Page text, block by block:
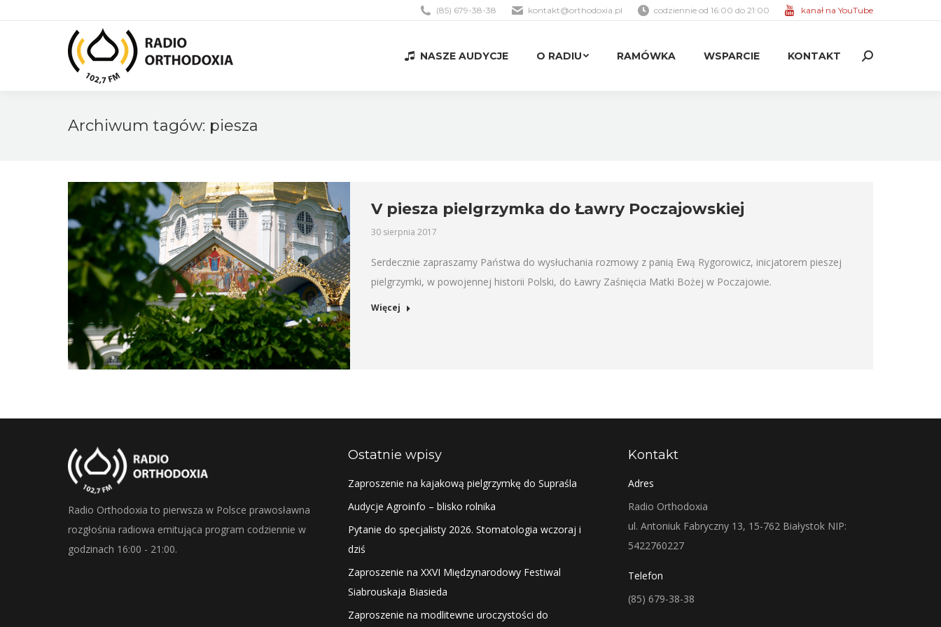
(85) 679-38-38 kontakt@orthodoxia.pl codziennie od 16:00 do 21:00 kanał na YouTube
NASZE AUDYCJE O RADIU RAMÓWKA WSPARCIE KONTAKT Search:
Archiwum tagów: piesza
V piesza pielgrzymka do Ławry Poczajowskiej
30 sierpnia 2017
Serdecznie zapraszamy Państwa do wysłuchania rozmowy z panią Ewą Rygorowicz, inicjatorem pieszej
pielgrzymki, w powojennej historii Polski, do Ławry Zaśnięcia Matki Bożej w Poczajowie.
Więcej
Radio Orthodoxia to pierwsza w Polsce prawosławna
rozgłośnia radiowa emitująca program codziennie w
godzinach 16:00 - 21:00.
Ostatnie wpisy
Zaproszenie na kajakową pielgrzymkę do Supraśla
Audycje Agroinfo – blisko rolnika
Pytanie do specjalisty 2026. Stomatologia wczoraj i
dziś
Zaproszenie na XXVI Międzynarodowy Festiwal
Siabrouskaja Biasieda
Zaproszenie na modlitewne uroczystości do
Kontakt
Adres
Radio Orthodoxia
ul. Antoniuk Fabryczny 13, 15-762 Białystok NIP:
5422760227
Telefon
(85) 679-38-38